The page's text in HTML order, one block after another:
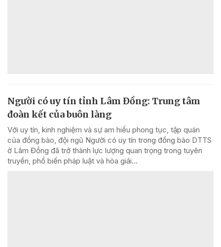
Người có uy tín tỉnh Lâm Đồng: Trung tâm
đoàn kết của buôn làng
Với uy tín, kinh nghiệm và sự am hiểu phong tục, tập quán
của đồng bào, đội ngũ Người có uy tín trong đồng bào DTTS
ở Lâm Đồng đã trở thành lực lượng quan trọng trong tuyên
truyền, phổ biến pháp luật và hòa giải...